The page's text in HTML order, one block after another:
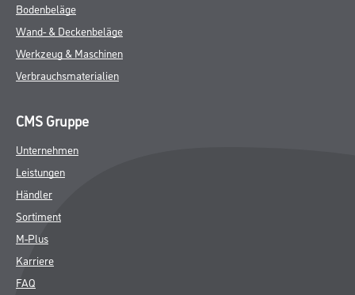
Bodenbeläge
Wand- & Deckenbeläge
Werkzeug & Maschinen
Verbrauchsmaterialien
CMS Gruppe
Unternehmen
Leistungen
Händler
Sortiment
M-Plus
Karriere
FAQ